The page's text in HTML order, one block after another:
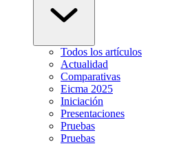
Todos los artículos
Actualidad
Comparativas
Eicma 2025
Iniciación
Presentaciones
Pruebas
Pruebas